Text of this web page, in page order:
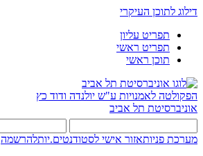
דילוג לתוכן העיקרי
תפריט עליון
תפריט ראשי
תוכן ראשי
הפקולטה לאמנויות ע"ש יולנדה ודוד כץ
אוניברסיטת תל אביב
מערכת פניותאזור אישי לסטודנטים.יותלהרשמה